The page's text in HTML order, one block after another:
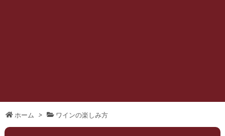
ホーム > ワインの楽しみ方